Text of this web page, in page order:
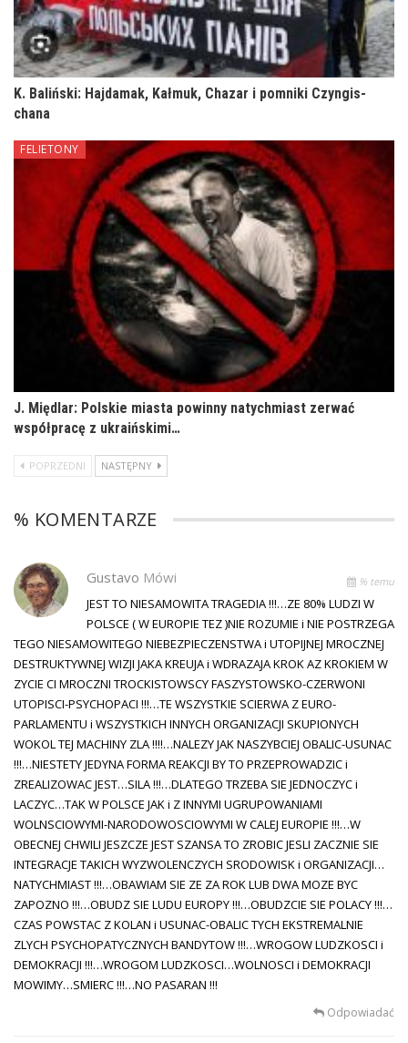
K. Baliński: Hajdamak, Kałmuk, Chazar i pomniki Czyngis-
chana
FELIETONY
J. Międlar: Polskie miasta powinny natychmiast zerwać
współpracę z ukraińskimi…
POPRZEDNI NASTĘPNY
% KOMENTARZE
Gustavo Mówi % temu
JEST TO NIESAMOWITA TRAGEDIA !!!…ZE 80% LUDZI W
POLSCE ( W EUROPIE TEZ )NIE ROZUMIE i NIE POSTRZEGA
TEGO NIESAMOWITEGO NIEBEZPIECZENSTWA i UTOPIJNEJ MROCZNEJ
DESTRUKTYWNEJ WIZJI JAKA KREUJA i WDRAZAJA KROK AZ KROKIEM W
ZYCIE CI MROCZNI TROCKISTOWSCY FASZYSTOWSKO-CZERWONI
UTOPISCI-PSYCHOPACI !!!…TE WSZYSTKIE SCIERWA Z EURO-
PARLAMENTU i WSZYSTKICH INNYCH ORGANIZACJI SKUPIONYCH
WOKOL TEJ MACHINY ZLA !!!!…NALEZY JAK NASZYBCIEJ OBALIC-USUNAC
!!!…NIESTETY JEDYNA FORMA REAKCJI BY TO PRZEPROWADZIC i
ZREALIZOWAC JEST…SILA !!!…DLATEGO TRZEBA SIE JEDNOCZYC i
LACZYC…TAK W POLSCE JAK i Z INNYMI UGRUPOWANIAMI
WOLNSCIOWYMI-NARODOWOSCIOWYMI W CALEJ EUROPIE !!!…W
OBECNEJ CHWILI JESZCZE JEST SZANSA TO ZROBIC JESLI ZACZNIE SIE
INTEGRACJE TAKICH WYZWOLENCZYCH SRODOWISK i ORGANIZACJI…
NATYCHMIAST !!!…OBAWIAM SIE ZE ZA ROK LUB DWA MOZE BYC
ZAPOZNO !!!…OBUDZ SIE LUDU EUROPY !!!…OBUDZCIE SIE POLACY !!!…
CZAS POWSTAC Z KOLAN i USUNAC-OBALIC TYCH EKSTREMALNIE
ZLYCH PSYCHOPATYCZNYCH BANDYTOW !!!…WROGOW LUDZKOSCI i
DEMOKRACJI !!!…WROGOM LUDZKOSCI…WOLNOSCI i DEMOKRACJI
MOWIMY…SMIERC !!!…NO PASARAN !!!
Odpowiadać